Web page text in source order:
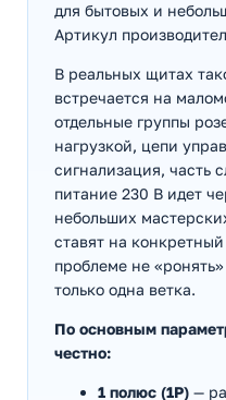
для бытовых и
Артикул
В реальных щитах
встречается на
отдельные группы
нагрузкой, цепи
сигнализация, часть
питание 230 В идет
небольших
ставят на
проблеме не
только одна ветка.
По основным
честно:
1 полюс (1P) —